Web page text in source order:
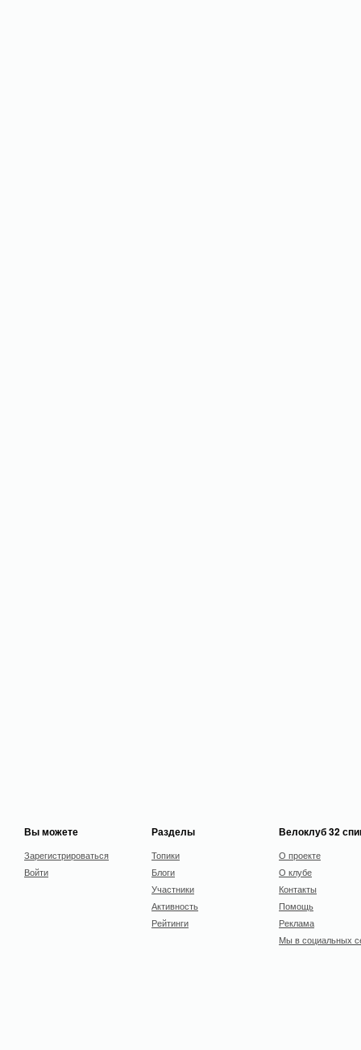
Вы можете
Зарегистрироваться
Войти
Разделы
Топики
Блоги
Участники
Активность
Рейтинги
Велоклуб 32
О проекте
О клубе
Контакты
Помощь
Реклама
Мы в социальных